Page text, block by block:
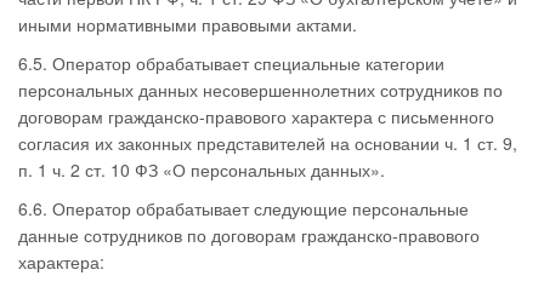
иными нормативными правовыми актами.
6.5. Оператор обрабатывает специальные категории
персональных данных несовершеннолетних сотрудников по
договорам гражданско-правового характера с письменного
согласия их законных представителей на основании ч. 1 ст. 9,
п. 1 ч. 2 ст. 10 ФЗ «О персональных данных».
6.6. Оператор обрабатывает следующие персональные
данные сотрудников по договорам гражданско-правового
характера: